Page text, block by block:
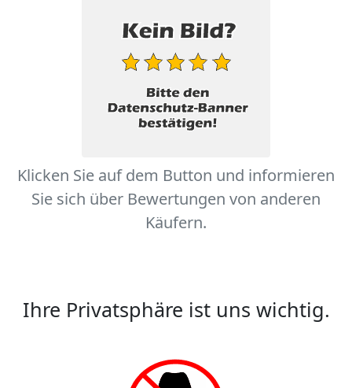
Klicken Sie auf dem Button und informieren
Sie sich über Bewertungen von anderen
Käufern.
Ihre Privatsphäre ist uns wichtig.